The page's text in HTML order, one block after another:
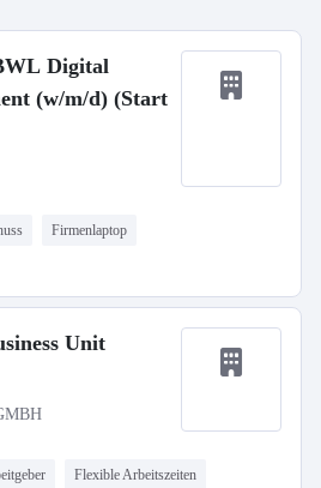
Digital
(w/m/d) (Start
Firmenlaptop
Unit
Flexible Arbeitszeiten